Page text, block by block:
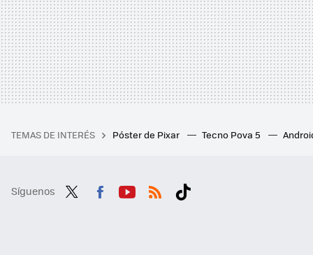
TEMAS DE INTERÉS Póster de Pixar Tecno Pova 5
Síguenos